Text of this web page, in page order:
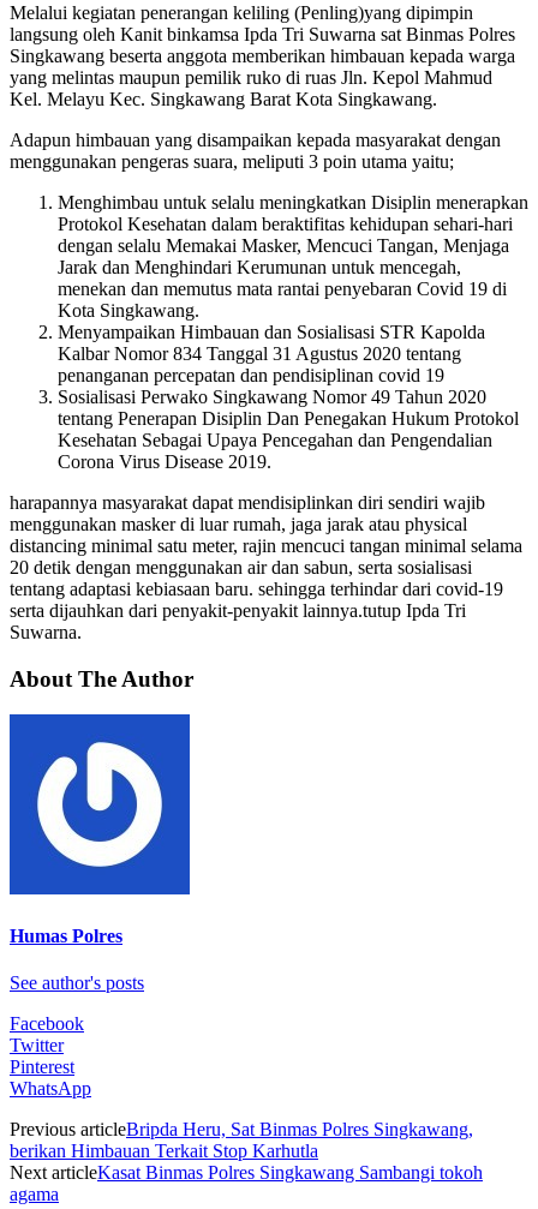
Melalui kegiatan penerangan keliling (Penling)yang dipimpin
langsung oleh Kanit binkamsa Ipda Tri Suwarna sat Binmas Polres
Singkawang beserta anggota memberikan himbauan kepada warga
yang melintas maupun pemilik ruko di ruas Jln. Kepol Mahmud
Kel. Melayu Kec. Singkawang Barat Kota Singkawang.
Adapun himbauan yang disampaikan kepada masyarakat dengan
menggunakan pengeras suara, meliputi 3 poin utama yaitu;
Menghimbau untuk selalu meningkatkan Disiplin menerapkan
Protokol Kesehatan dalam beraktifitas kehidupan sehari-hari
dengan selalu Memakai Masker, Mencuci Tangan, Menjaga
Jarak dan Menghindari Kerumunan untuk mencegah,
menekan dan memutus mata rantai penyebaran Covid 19 di
Kota Singkawang.
Menyampaikan Himbauan dan Sosialisasi STR Kapolda
Kalbar Nomor 834 Tanggal 31 Agustus 2020 tentang
penanganan percepatan dan pendisiplinan covid 19
Sosialisasi Perwako Singkawang Nomor 49 Tahun 2020
tentang Penerapan Disiplin Dan Penegakan Hukum Protokol
Kesehatan Sebagai Upaya Pencegahan dan Pengendalian
Corona Virus Disease 2019.
harapannya masyarakat dapat mendisiplinkan diri sendiri wajib
menggunakan masker di luar rumah, jaga jarak atau physical
distancing minimal satu meter, rajin mencuci tangan minimal selama
20 detik dengan menggunakan air dan sabun, serta sosialisasi
tentang adaptasi kebiasaan baru. sehingga terhindar dari covid-19
serta dijauhkan dari penyakit-penyakit lainnya.tutup Ipda Tri
Suwarna.
About The Author
Humas Polres
See author's posts
Facebook
Twitter
Pinterest
WhatsApp
Previous articleBripda Heru, Sat Binmas Polres Singkawang,
berikan Himbauan Terkait Stop Karhutla
Next articleKasat Binmas Polres Singkawang Sambangi tokoh
agama